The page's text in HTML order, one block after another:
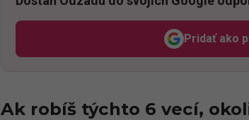
Pridať ako
Ak robíš týchto 6 vecí,